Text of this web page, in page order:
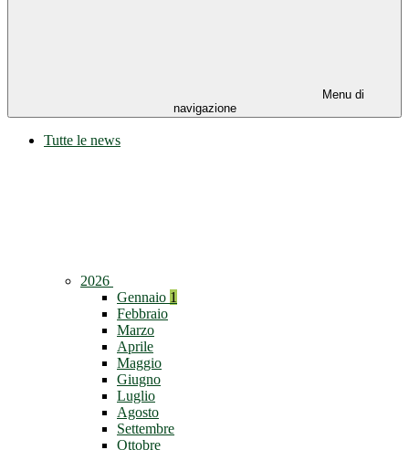
Menu di
navigazione
Tutte le news
2026
Gennaio 1
Febbraio
Marzo
Aprile
Maggio
Giugno
Luglio
Agosto
Settembre
Ottobre